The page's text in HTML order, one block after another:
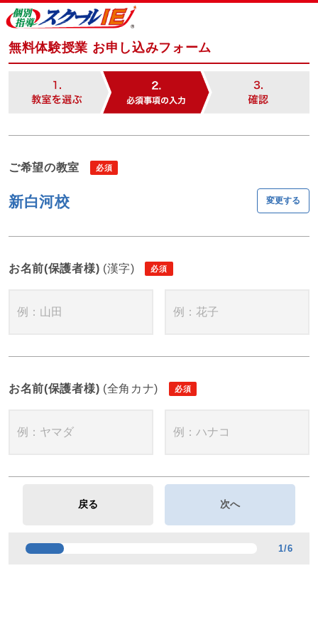
無料体験授業 お申し込みフォーム
ご希望の教室
新白河校 変更する
お名前(保護者様) (漢字)
お名前(保護者様) (全角カナ)
1/6